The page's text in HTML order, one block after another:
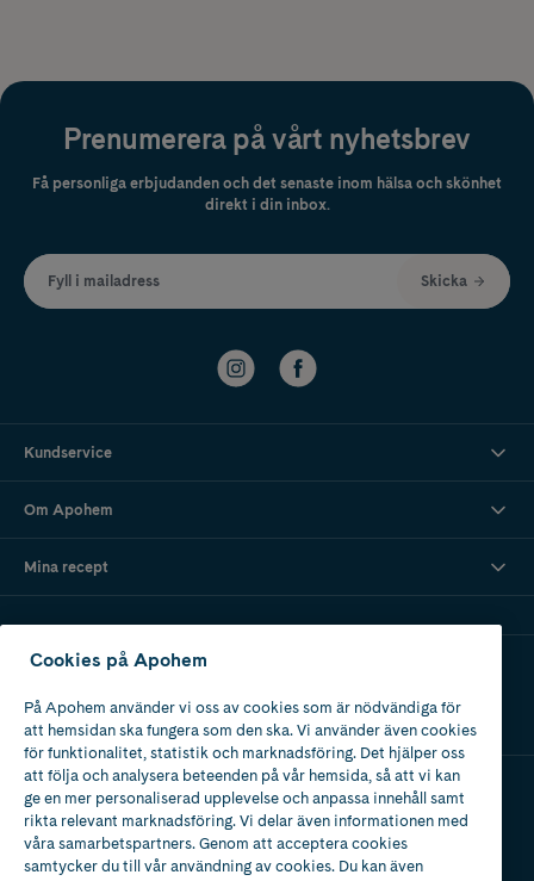
Prenumerera på vårt nyhetsbrev
Få personliga erbjudanden och det senaste inom hälsa och skönhet
direkt i din inbox.
Fyll i mailadress Skicka
Kundservice
Om Apohem
Mina recept
Ladda ner vår app
Apotek med tillstånd
av Läkemedelsverket
Cookies på Apohem
På Apohem använder vi oss av cookies som är nödvändiga för
att hemsidan ska fungera som den ska. Vi använder även cookies
för funktionalitet, statistik och marknadsföring. Det hjälper oss
att följa och analysera beteenden på vår hemsida, så att vi kan
ge en mer personaliserad upplevelse och anpassa innehåll samt
rikta relevant marknadsföring. Vi delar även informationen med
våra samarbetspartners. Genom att acceptera cookies
samtycker du till vår användning av cookies. Du kan även